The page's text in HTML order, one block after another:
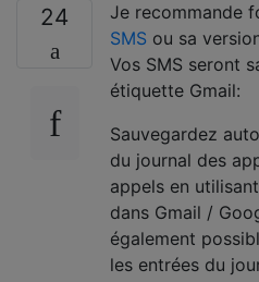
24 Je recommande
SMS ou sa
Vos SMS seront
étiquette Gmail:
Sauvegardez
du journal des
appels en
dans Gmail /
également
les entrées du